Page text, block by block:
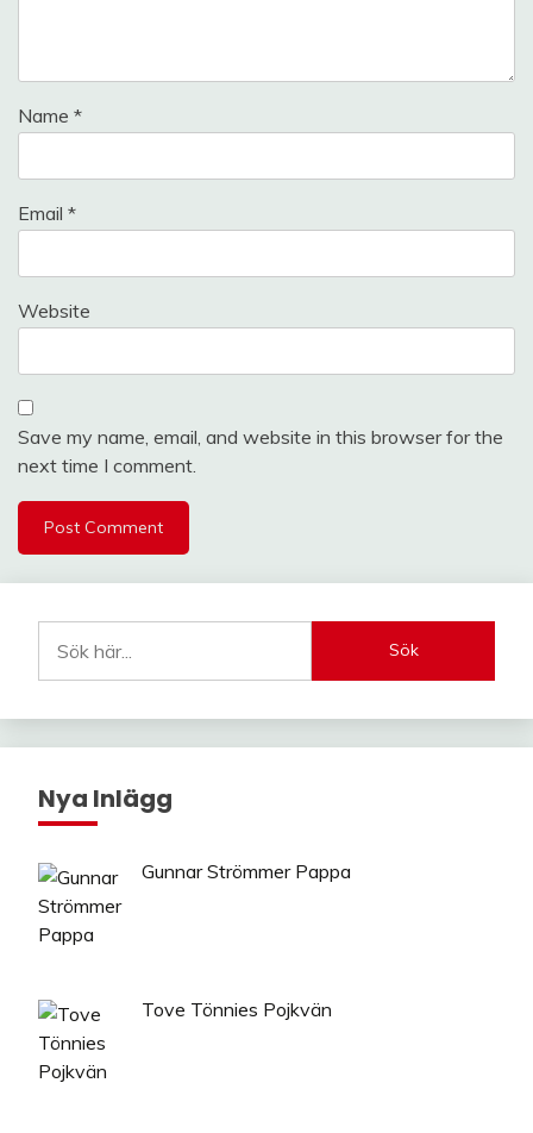
Name *
Email *
Website
Save my name, email, and website in this browser for the
next time I comment.
Sök
Nya Inlägg
Gunnar Strömmer Pappa
Tove Tönnies Pojkvän